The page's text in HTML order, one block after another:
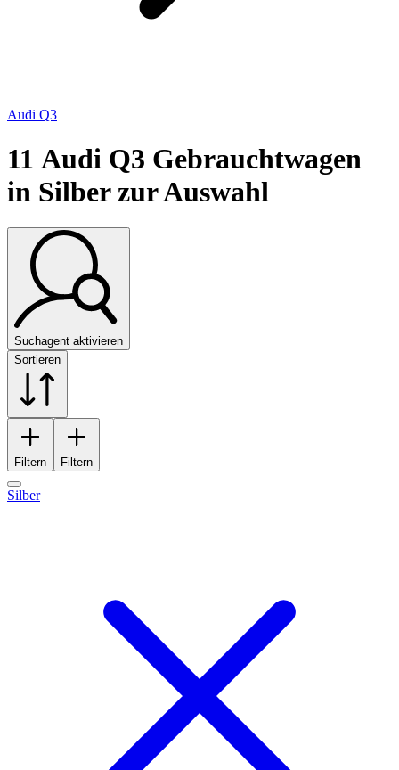
Audi Q3
11 Audi Q3 Gebrauchtwagen
in Silber zur Auswahl
Suchagent aktivieren
Sortieren
Filtern Filtern
Silber